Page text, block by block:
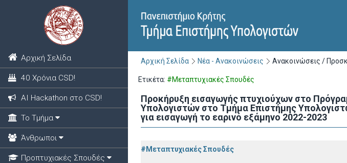
Αρχική Σελίδα
40 Χρόνια CSD!
ΑΙ Hackathon στο CSD!
Το Τμήμα
Άνθρωποι
Προπτυχιακές Σπουδές
Αρχική Σελίδα Νέα - Ανακοινώσεις Ανακοινώσεις /
Ετικέτα: #Μεταπτυχιακές Σπουδές
Προκήρυξη εισαγωγής πτυχιούχων στo
Υπολογιστών στο Τμήμα Eπιστήμης
για εισαγωγή το εαρινό εξάμηνο 2022-2023
#Μεταπτυχιακές Σπουδές